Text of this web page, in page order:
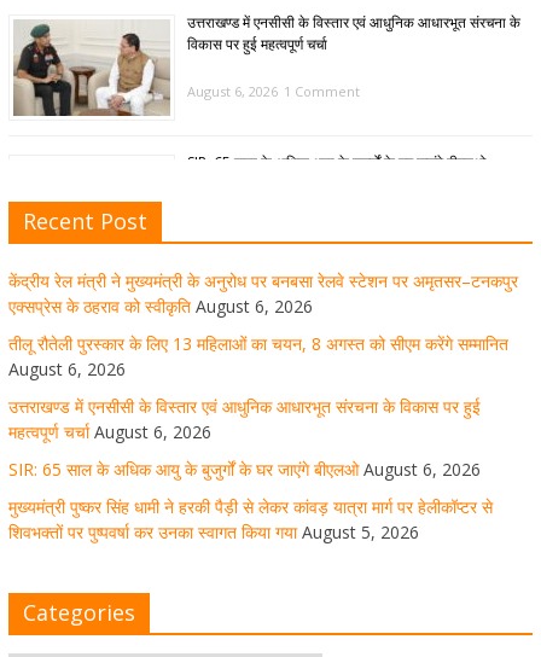
उत्तराखण्ड में एनसीसी के विस्तार एवं आधुनिक आधारभूत संरचना के
विकास पर हुई महत्वपूर्ण चर्चा
August 6, 2026 1 Comment
SIR: 65 साल के अधिक आयु के बुजुर्गों के घर जाएंगे बीएलओ
मुख्यमंत्री पुष्कर सिंह धामी ने हरकी पैड़ी से लेकर कांवड़ यात्रा मार्ग
पर हेलीकॉप्टर से शिवभक्तों पर पुष्पवर्षा कर उनका स्वागत किया गया
धर्मनगरी हरिद्वार में कांवड़ यात्रा के दौरान मंगलवार को आस्था, सेवा
और संस्कृति का अद्भुत संगम देखने को मिला
Recent Post
केंद्रीय रेल मंत्री ने मुख्यमंत्री के अनुरोध पर बनबसा रेलवे स्टेशन पर अमृतसर–टनकपुर
एक्सप्रेस के ठहराव को स्वीकृति August 6, 2026
तीलू रौतेली पुरस्कार के लिए 13 महिलाओं का चयन, 8 अगस्त को सीएम करेंगे सम्मानित
August 6, 2026
उत्तराखण्ड में एनसीसी के विस्तार एवं आधुनिक आधारभूत संरचना के विकास पर हुई
महत्वपूर्ण चर्चा August 6, 2026
SIR: 65 साल के अधिक आयु के बुजुर्गों के घर जाएंगे बीएलओ August 6, 2026
मुख्यमंत्री पुष्कर सिंह धामी ने हरकी पैड़ी से लेकर कांवड़ यात्रा मार्ग पर हेलीकॉप्टर से
शिवभक्तों पर पुष्पवर्षा कर उनका स्वागत किया गया August 5, 2026
Categories